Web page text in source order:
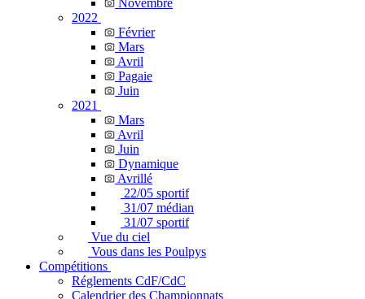
Novembre
2022
Février
Mars
Avril
Pagaie
Juin
2021
Mars
Avril
Juin
Dynamique
Avrillé
22/05 sportif
31/07 médian
31/07 sportif
Vue du ciel
Vous dans les Poulpys
Compétitions
Réglements CdF/CdC
Calendrier des Championnats